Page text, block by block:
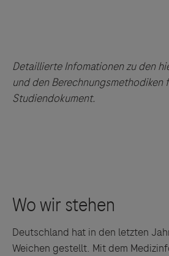
Detaillierte Infomationen zu den
und den Berechnungsmethodiken
Studiendokument.
Deutschland hat in den letzten
Weichen gestellt. Mit dem